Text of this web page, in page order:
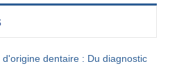
dentaire : Du diagnostic